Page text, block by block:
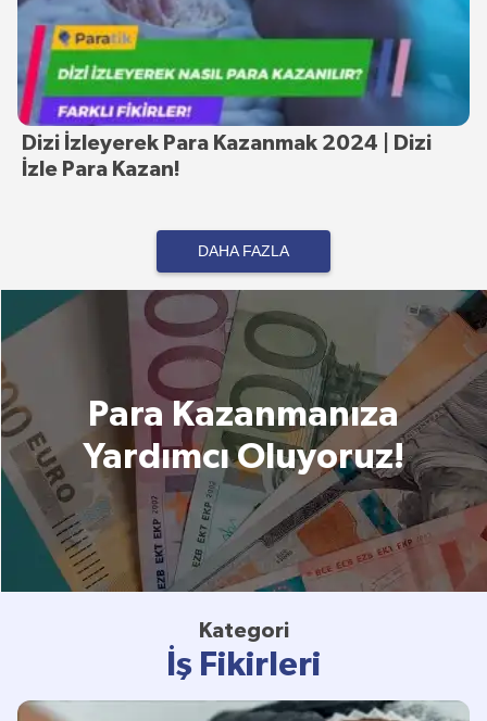
Dizi İzleyerek Para Kazanmak 2024 | Dizi
İzle Para Kazan!
DAHA FAZLA
Para Kazanmanıza
Yardımcı Oluyoruz!
Kategori
İş Fikirleri